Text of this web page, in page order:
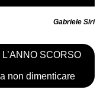
Gabriele Siri
SCORSO
non dimenticare